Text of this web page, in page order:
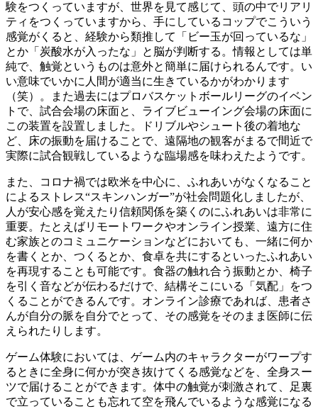
験をつくっていますが、世界を見て感じて、頭の中でリアリ
ティをつくっていますから、手にしているコップでこういう
感覚がくると、経験から類推して「ビー玉が回っているな」
とか「炭酸水が入ったな」と脳が判断する。情報としては単
純で、触覚というものは意外と簡単に届けられるんです。い
い意味でいかに人間が適当に生きているかがわかります
（笑）。また過去にはプロバスケットボールリーグのイベン
トで、試合会場の床面と、ライブビューイング会場の床面に
この装置を設置しました。ドリブルやシュート後の着地な
ど、床の振動を届けることで、遠隔地の観客がまるで間近で
実際に試合観戦しているような臨場感を味わえたようです。
また、コロナ禍では欧米を中心に、ふれあいがなくなること
によるストレス“スキンハンガー”が社会問題化しましたが、
人が安心感を覚えたり信頼関係を築くのにふれあいは非常に
重要。たとえばリモートワークやオンライン授業、遠方に住
む家族とのコミュニケーションなどにおいても、一緒に何か
を書くとか、つくるとか、食卓を共にするといったふれあい
を再現することも可能です。食器の触れ合う振動とか、椅子
を引く音などが伝わるだけで、結構そこにいる「気配」をつ
くることができるんです。オンライン診療であれば、患者さ
んが自分の脈を自分でとって、その感覚をそのまま医師に伝
えられたりします。
ゲーム体験においては、ゲーム内のキャラクターがワープす
るときに全身に何かが突き抜けてくる感覚などを、全身スー
ツで届けることができます。体中の触覚が刺激されて、足裏
で立っていることも忘れて空を飛んでいるような感覚になる